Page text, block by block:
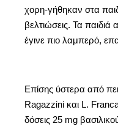
χορη-γήθηκαν στα
βελτιώσεις. Τα
έγινε πιο λαμπερό,
Επίσης ύστερα από
Ragazzini και L.
δόσεις 25 mg